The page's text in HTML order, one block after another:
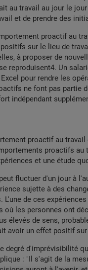
au travail au jour le
et de prendre des
proactif au
sur le lieu de
à proposer de
reproduisent4. Un
pour rendre les
ne font pas partie
indépendant
proactif au travail
proactifs au
et une étude
fluctuer d'un jour à
sujette à des
de ces
les personnes ont
élevés de sens,
avoir un effet positif sur
degré d'imprévisibilité
: "Il s'agit de la